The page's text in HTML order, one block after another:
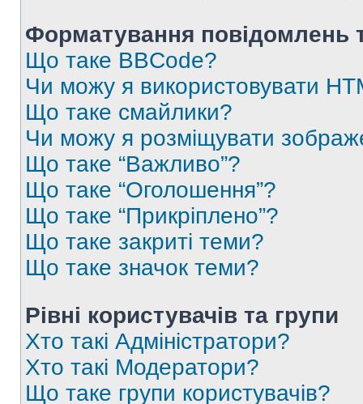
Форматування повідомлень
Що таке BBCode?
Чи можу я використовувати
Що таке смайлики?
Чи можу я розміщувати
Що таке “Важливо”?
Що таке “Оголошення”?
Що таке “Прикріплено”?
Що таке закриті теми?
Що таке значок теми?
Рівні користувачів та групи
Хто такі Адміністратори?
Хто такі Модератори?
Що таке групи користувачів?